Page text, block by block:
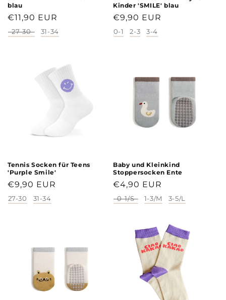
blau
Normaler
Preis
€11,90 EUR
Größe
27-30 31-34
Kinder 'SMILE' blau
Normaler
Preis
€9,90 EUR
Größe
0-1 2-3 3-4
Tennis Socken für Teens
'Purple Smile'
Normaler
Preis
€9,90 EUR
Größe
27-30 31-34
Baby und Kleinkind
Stoppersocken Ente
Normaler
Preis
€4,90 EUR
Größe
0-1/S 1-3/M 3-5/L